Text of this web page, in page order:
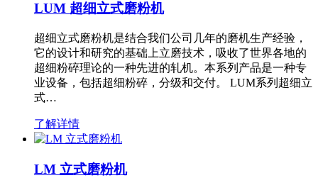
LUM 超细立式磨粉机
超细立式磨粉机是结合我们公司几年的磨机生产经验，
它的设计和研究的基础上立磨技术，吸收了世界各地的
超细粉碎理论的一种先进的轧机。本系列产品是一种专
业设备，包括超细粉碎，分级和交付。 LUM系列超细立
式…
了解详情
LM 立式磨粉机